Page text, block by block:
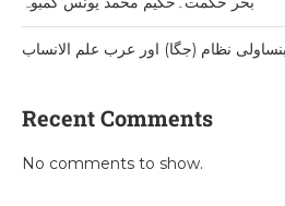
نظام (جگا) اور عرب علم الانساب
Recent Comments
No comments to show.